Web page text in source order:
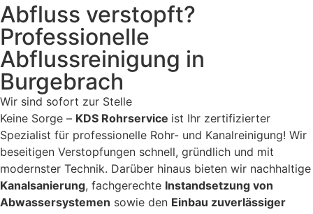
Abfluss verstopft?
Professionelle
Abflussreinigung in
Burgebrach
Wir sind sofort zur Stelle
Keine Sorge – KDS Rohrservice ist Ihr zertifizierter
Spezialist für professionelle Rohr- und Kanalreinigung! Wir
beseitigen Verstopfungen schnell, gründlich und mit
modernster Technik. Darüber hinaus bieten wir nachhaltige
Kanalsanierung, fachgerechte Instandsetzung von
Abwassersystemen sowie den Einbau zuverlässiger